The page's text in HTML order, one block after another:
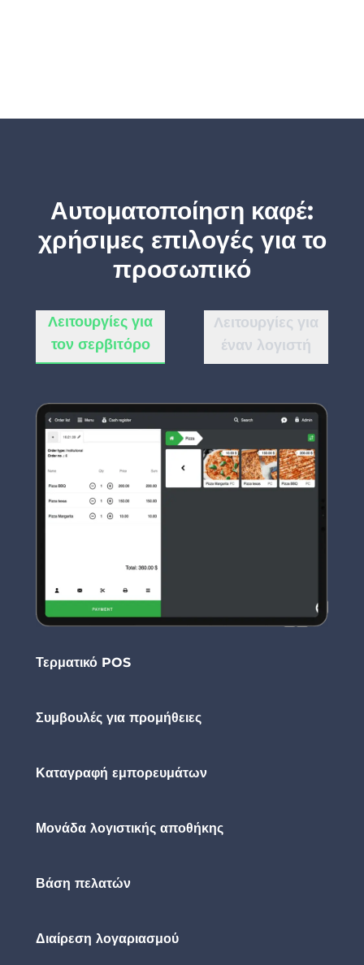
Αυτοματοποίηση καφέ:
χρήσιμες επιλογές για το
προσωπικό
Λειτουργίες για
τον σερβιτόρο
Λειτουργίες για
έναν λογιστή
Τερματικό POS
Συμβουλές για προμήθειες
Καταγραφή εμπορευμάτων
Μονάδα λογιστικής αποθήκης
Βάση πελατών
Διαίρεση λογαριασμού